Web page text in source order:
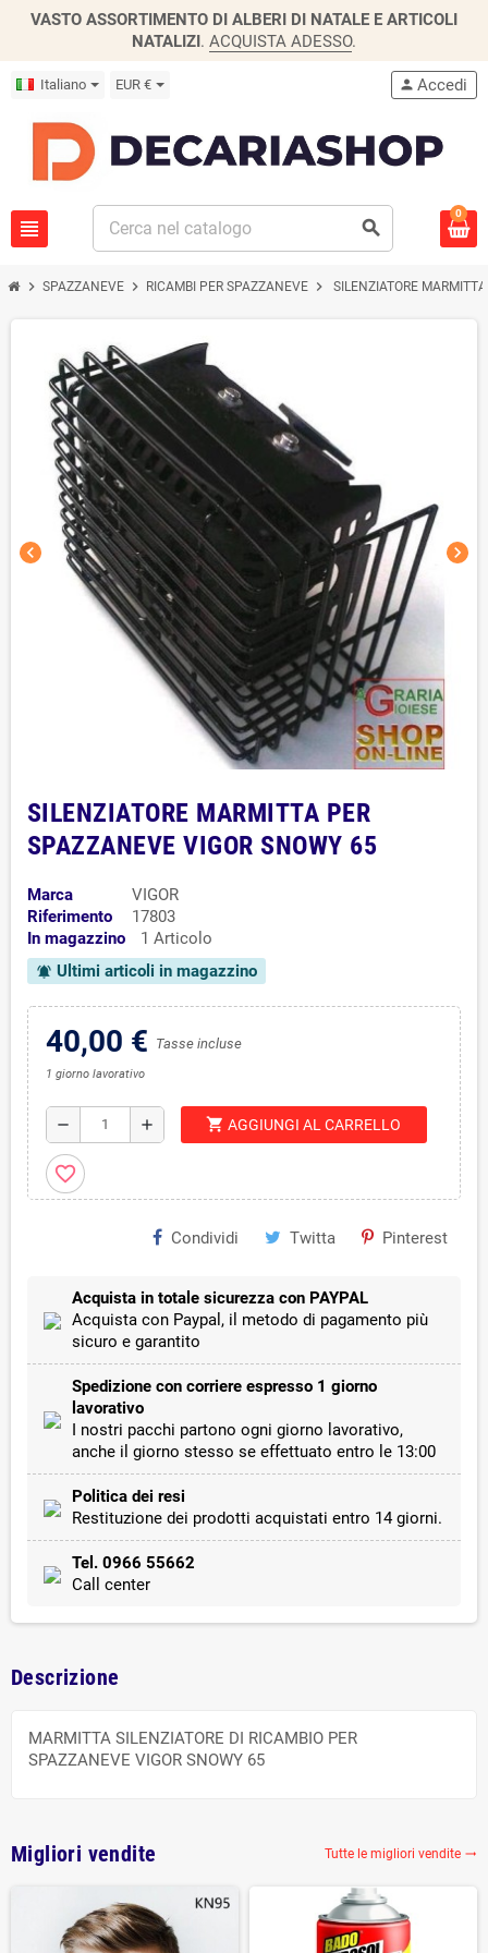
VASTO ASSORTIMENTO DI ALBERI DI NATALE E ARTICOLI
NATALIZI. ACQUISTA ADESSO.
Italiano EUR €
view_headline search
person Accedi
0
chevron_right SPAZZANEVE chevron_right RICAMBI PER SPAZZANEVE chevron_right SILENZIATORE
chevron_left chevron_right
SILENZIATORE MARMITTA PER
SPAZZANEVE VIGOR SNOWY 65
Marca
VIGOR
Riferimento
17803
In magazzino
1 Articolo
notifications_active Ultimi articoli in magazzino
40,00 € Tasse incluse
1 giorno lavorativo
remove add shopping_cart AGGIUNGI AL CARRELLO
favorite_border
Condividi Twitta Pinterest
Acquista in totale sicurezza con PAYPAL
Acquista con Paypal, il metodo di pagamento più
sicuro e garantito
Spedizione con corriere espresso 1 giorno
lavorativo
I nostri pacchi partono ogni giorno lavorativo,
anche il giorno stesso se effettuato entro le 13:00
Politica dei resi
Restituzione dei prodotti acquistati entro 14 giorni.
Tel. 0966 55662
Call center
Descrizione
MARMITTA SILENZIATORE DI RICAMBIO PER
SPAZZANEVE VIGOR SNOWY 65
Migliori vendite Tutte le migliori vendite 